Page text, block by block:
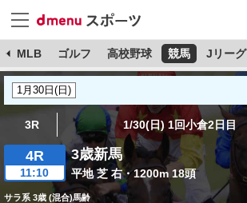
MLB ゴルフ 高校野球 競馬 Jリーグ
3R 1/30(日) 1回小倉2日目
4R
11:10
3歳新馬
平地 芝 右・1200m 18頭
サラ系 3歳 (混合)馬齢